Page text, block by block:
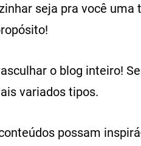
seja pra você
o blog inteiro!
variados tipos.
possam